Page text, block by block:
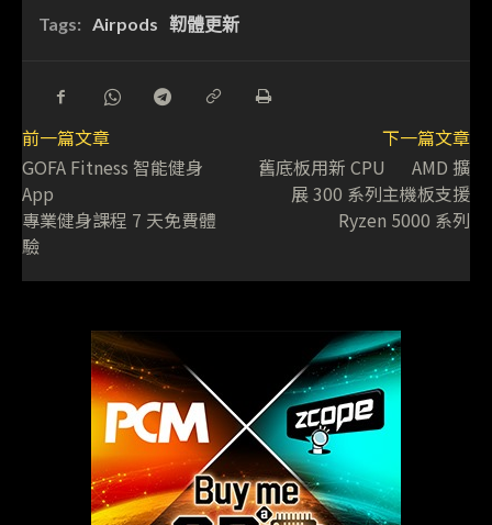
Tags: Airpods 靭體更新
前一篇文章
GOFA Fitness 智能健身
App
專業健身課程 7 天免費體
驗
下一篇文章
舊底板用新 CPU AMD 擴
展 300 系列主機板支援
Ryzen 5000 系列